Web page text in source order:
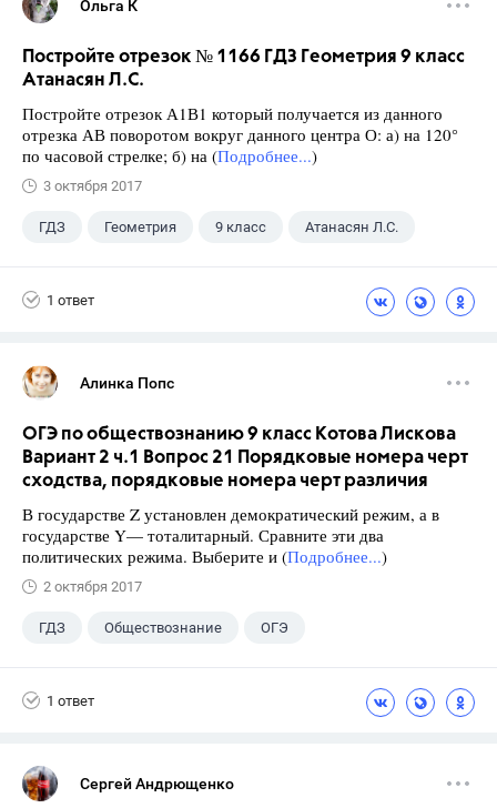
Ольга К
Постройте отрезок № 1166 ГДЗ Геометрия 9 класс
Атанасян Л.С.
Постройте отрезок А1В1 который получается из данного
отрезка АВ поворотом вокруг данного центра О: а) на 120°
по часовой стрелке; б) на (Подробнее...)
3 октября 2017
ГДЗ Геометрия 9 класс Атанасян Л.С.
1 ответ
Алинка Попс
ОГЭ по обществознанию 9 класс Котова Лискова
Вариант 2 ч.1 Вопрос 21 Порядковые номера черт
сходства, порядковые номера черт различия
В государстве Z установлен демократический режим, а в
государстве Y— тоталитарный. Сравните эти два
политических режима. Выберите и (Подробнее...)
2 октября 2017
ГДЗ Обществознание ОГЭ
1 ответ
Сергей Андрющенко